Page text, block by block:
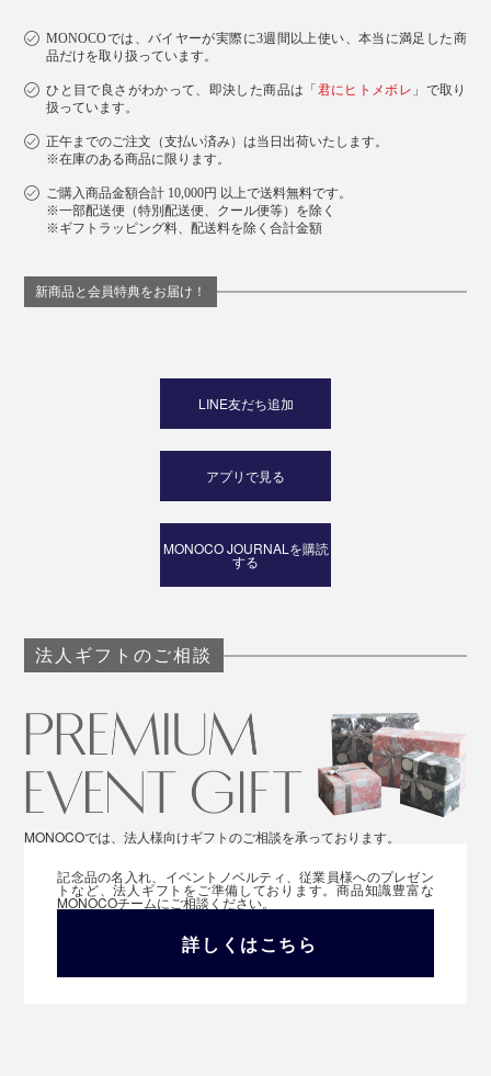
MONOCOでは、バイヤーが実際に3週間以上使い、本当に満足した商
品だけを取り扱っています。
ひと目で良さがわかって、即決した商品は「君にヒトメボレ 」で取り
扱っています。
正午までのご注文（支払い済み）は当日出荷いたします。
※在庫のある商品に限ります。
ご購入商品金額合計 10,000円 以上で送料無料です。
※一部配送便（特別配送便、クール便等）を除く
※ギフトラッピング料、配送料を除く合計金額
新商品と会員特典をお届け！
LINE友だち追加
アプリで見る
MONOCO JOURNALを購読
する
法人ギフトのご相談
MONOCOでは、法人様向けギフトのご相談を承っております。
記念品の名入れ、イベントノベルティ、従業員様へのプレゼン
トなど、法人ギフトをご準備しております。商品知識豊富な
MONOCOチームにご相談ください。
詳しくはこちら